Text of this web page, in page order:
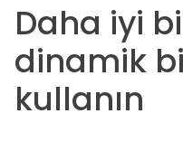
Daha iyi
dinamik
kullanın